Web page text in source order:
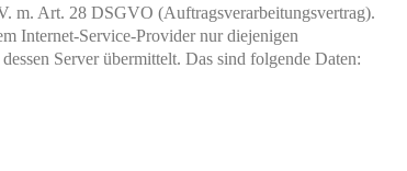
m. Art. 28 DSGVO (Auftragsverarbeitungsvertrag).
Internet-Service-Provider nur diejenigen
Server übermittelt. Das sind folgende Daten: